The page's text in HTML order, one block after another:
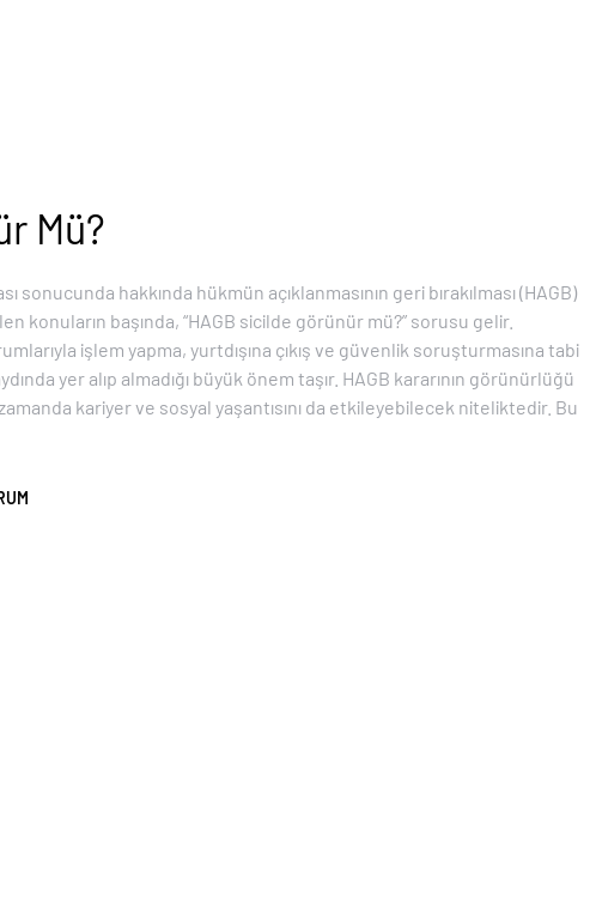
Mü?
sonucunda hakkında hükmün açıklanmasının geri bırakılması (HAGB)
konuların başında, “HAGB sicilde görünür mü?” sorusu gelir.
işlem yapma, yurtdışına çıkış ve güvenlik soruşturmasına tabi
yer alıp almadığı büyük önem taşır. HAGB kararının görünürlüğü
kariyer ve sosyal yaşantısını da etkileyebilecek niteliktedir. Bu